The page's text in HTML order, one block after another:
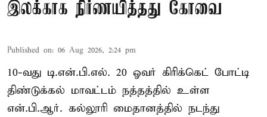
இலக்காக நிர்ணயித்தது கோவை
Published on: 06 Aug 2026, 2:24 pm
10-வது டி.என்.பி.எல். 20 ஓவர் கிரிக்கெட் போட்டி
திண்டுக்கல் மாவட்டம் நத்தத்தில் உள்ள
என்.பி.ஆர். கல்லூரி மைதானத்தில் நடந்து